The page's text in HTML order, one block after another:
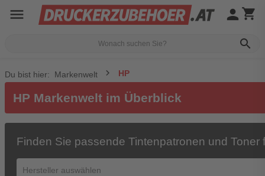
menu
search
person shopping_cart
Du bist hier: Markenwelt HP
HP Markenwelt im Überblick
Finden Sie passende Tintenpatronen und Toner